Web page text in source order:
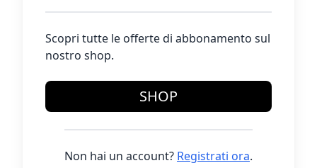
Scopri tutte le offerte di abbonamento sul
nostro shop.
SHOP
Non hai un account? Registrati ora.